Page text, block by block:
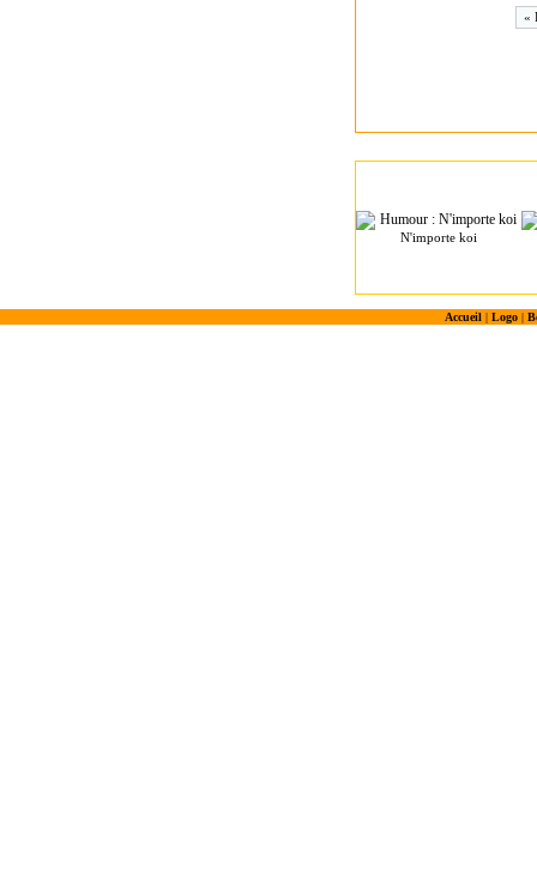
«
N'importe koi
Accueil| Logo|